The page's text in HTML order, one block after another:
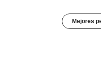
Mejores